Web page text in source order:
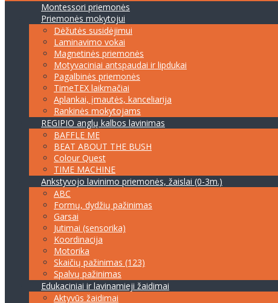
Montessori priemonės
Priemonės mokytojui
Dėžutės susidėjimui
Laminavimo vokai
Magnetinės priemonės
Motyvaciniai antspaudai ir lipdukai
Pagalbinės priemonės
TimeTEX laikmačiai
Aplankai, įmautės, kanceliarija
Rankinės mokytojams
REGIPIO anglų kalbos lavinimas
BAFFLE ME
BEAT ABOUT THE BUSH
Colour Quest
TIME MACHINE
Ankstyvojo lavinimo priemonės, žaislai (0-3m.)
ABC
Formų, dydžių pažinimas
Garsai
Jutimai (sensorika)
Koordinacija
Motorika
Skaičių pažinimas (123)
Spalvų pažinimas
Edukaciniai ir lavinamieji žaidimai
Aktyvūs žaidimai